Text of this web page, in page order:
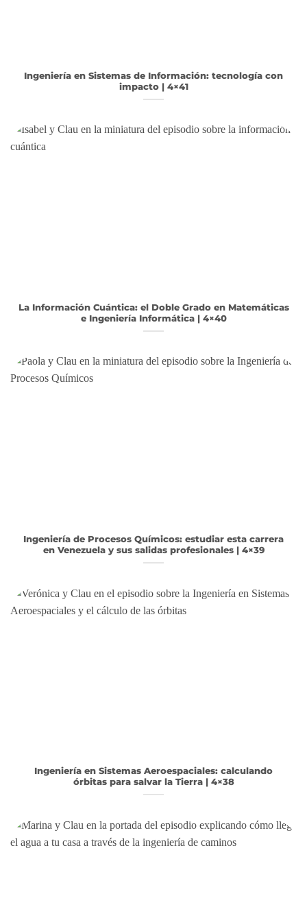
Ingeniería en Sistemas de Información: tecnología con
impacto | 4×41
La Información Cuántica: el Doble Grado en Matemáticas
e Ingeniería Informática | 4×40
Ingeniería de Procesos Químicos: estudiar esta carrera
en Venezuela y sus salidas profesionales | 4×39
Ingeniería en Sistemas Aeroespaciales: calculando
órbitas para salvar la Tierra | 4×38